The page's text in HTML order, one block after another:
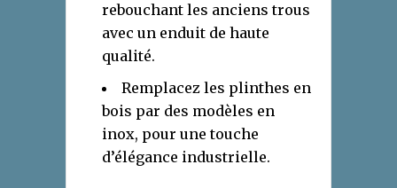
rebouchant les anciens trous
avec un enduit de haute
qualité.
Remplacez les plinthes en
bois par des modèles en
inox, pour une touche
d’élégance industrielle.